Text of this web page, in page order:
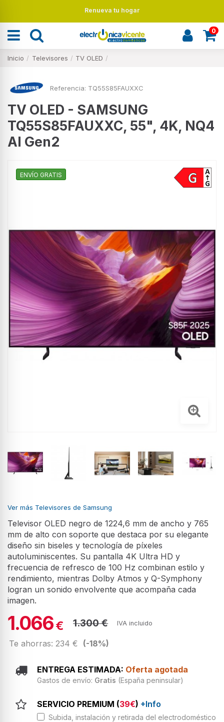
Renueva tu hogar
0
Inicio Televisores TV OLED
Referencia: TQ55S85FAUXXC
TV OLED - SAMSUNG
TQ55S85FAUXXC, 55", 4K, NQ4
AI Gen2
ENVÍO GRATIS
Ver más Televisores de Samsung
Televisor OLED negro de 1224,6 mm de ancho y 765
mm de alto con soporte que destaca por su elegante
diseño sin biseles y tecnología de píxeles
autoluminiscentes. Su pantalla 4K Ultra HD y
frecuencia de refresco de 100 Hz combinan estilo y
rendimiento, mientras Dolby Atmos y Q-Symphony
logran un sonido envolvente que acompaña cada
imagen.
1.066€ 1.300 € IVA incluido
Te ahorras: 234 € (-18%)
ENTREGA ESTIMADA: Oferta agotada
Gastos de envío: Gratis (España peninsular)
SERVICIO PREMIUM (39€) +Info
Subida, instalación y retirada del electrodoméstico